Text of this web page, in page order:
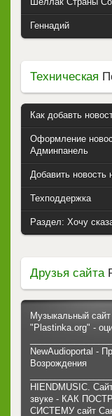
Геннадий
Техническая
Как добавть
Оформление
Админпанель
Добавить новость
Техподдержка
Раздел: Хочу
Друзья сайта
Музыкальный
"Plastinka.org" -
NewAudioportal -
Возрождения
HIENDMUSIC.
звуке - КАК
СИСТЕМУ сайт